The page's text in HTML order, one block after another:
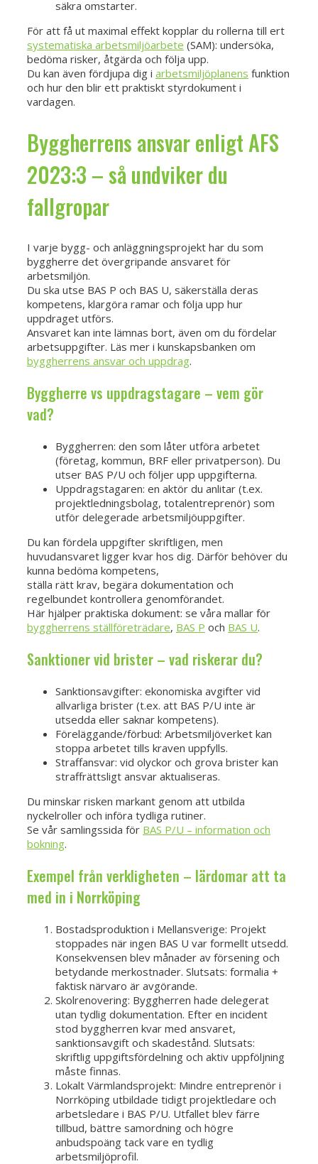
säkra omstarter.
För att få ut maximal effekt kopplar du rollerna till ert
systematiska arbetsmiljöarbete (SAM): undersöka,
bedöma risker, åtgärda och följa upp.
Du kan även fördjupa dig i arbetsmiljöplanens funktion
och hur den blir ett praktiskt styrdokument i
vardagen.
Byggherrens ansvar enligt AFS
2023:3 – så undviker du
fallgropar
I varje bygg- och anläggningsprojekt har du som
byggherre det övergripande ansvaret för
arbetsmiljön.
Du ska utse BAS P och BAS U, säkerställa deras
kompetens, klargöra ramar och följa upp hur
uppdraget utförs.
Ansvaret kan inte lämnas bort, även om du fördelar
arbetsuppgifter. Läs mer i kunskapsbanken om
byggherrens ansvar och uppdrag.
Byggherre vs uppdragstagare – vem gör
vad?
Byggherren: den som låter utföra arbetet
(företag, kommun, BRF eller privatperson). Du
utser BAS P/U och följer upp uppgifterna.
Uppdragstagaren: en aktör du anlitar (t.ex.
projektledningsbolag, totalentreprenör) som
utför delegerade arbetsmiljöuppgifter.
Du kan fördela uppgifter skriftligen, men
huvudansvaret ligger kvar hos dig. Därför behöver du
kunna bedöma kompetens,
ställa rätt krav, begära dokumentation och
regelbundet kontrollera genomförandet.
Här hjälper praktiska dokument: se våra mallar för
byggherrens ställföreträdare, BAS P och BAS U.
Sanktioner vid brister – vad riskerar du?
Sanktionsavgifter: ekonomiska avgifter vid
allvarliga brister (t.ex. att BAS P/U inte är
utsedda eller saknar kompetens).
Föreläggande/förbud: Arbetsmiljöverket kan
stoppa arbetet tills kraven uppfylls.
Straffansvar: vid olyckor och grova brister kan
straffrättsligt ansvar aktualiseras.
Du minskar risken markant genom att utbilda
nyckelroller och införa tydliga rutiner.
Se vår samlingssida för BAS P/U – information och
bokning.
Exempel från verkligheten – lärdomar att ta
med in i Norrköping
Bostadsproduktion i Mellansverige: Projekt
stoppades när ingen BAS U var formellt utsedd.
Konsekvensen blev månader av försening och
betydande merkostnader. Slutsats: formalia +
faktisk närvaro är avgörande.
Skolrenovering: Byggherren hade delegerat
utan tydlig dokumentation. Efter en incident
stod byggherren kvar med ansvaret,
sanktionsavgift och skadestånd. Slutsats:
skriftlig uppgiftsfördelning och aktiv uppföljning
måste finnas.
Lokalt Värmlandsprojekt: Mindre entreprenör i
Norrköping utbildade tidigt projektledare och
arbetsledare i BAS P/U. Utfallet blev färre
tillbud, bättre samordning och högre
anbudspoäng tack vare en tydlig
arbetsmiljöprofil.